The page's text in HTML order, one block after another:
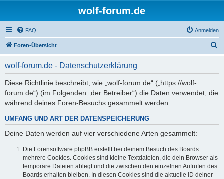
wolf-forum.de
FAQ Anmelden
Foren-Übersicht
wolf-forum.de - Datenschutzerklärung
Diese Richtlinie beschreibt, wie „wolf-forum.de“ („https://wolf-
forum.de“) (im Folgenden „der Betreiber“) die Daten verwendet, die
während deines Foren-Besuchs gesammelt werden.
UMFANG UND ART DER DATENSPEICHERUNG
Deine Daten werden auf vier verschiedene Arten gesammelt:
Die Forensoftware phpBB erstellt bei deinem Besuch des Boards
mehrere Cookies. Cookies sind kleine Textdateien, die dein Browser als
temporäre Dateien ablegt und die zwischen den einzelnen Aufrufen des
Boards erhalten bleiben. In diesen Cookies sind die aktuelle ID deiner